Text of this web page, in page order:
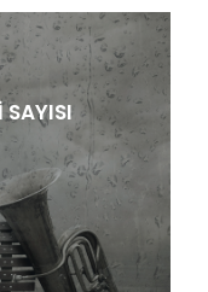
SAYISI